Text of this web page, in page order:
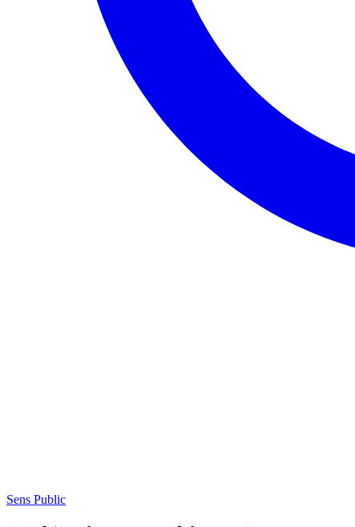
Sens Public